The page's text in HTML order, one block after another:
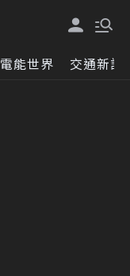
電能世界 交通新訊